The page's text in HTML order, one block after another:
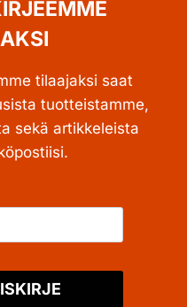
tilaajaksi saat
tuotteistamme,
sekä artikkeleista